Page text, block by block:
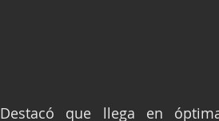
Destacó que llega en